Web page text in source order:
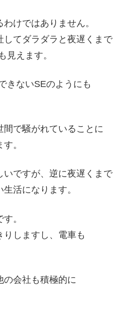
けではありません。
してダラダラと夜遅くまで
見えます。
きないSEのようにも
間で騒がれていることに
。
ですが、逆に夜遅くまで
活になります。
。
しますし、電車も
の会社も積極的に